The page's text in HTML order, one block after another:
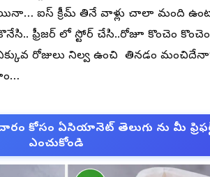
ఐస్ క్రీమ్ తినే వాళ్లు చాలా మంది
కొనేసి.. ఫ్రీజర్ లో స్టోర్ చేసి..రోజూ కొంచెం
రోజులు నిల్వ ఉంచి తినడం
కోసం ఏసియానెట్ తెలుగు ను మీ
ఎంచుకోండి